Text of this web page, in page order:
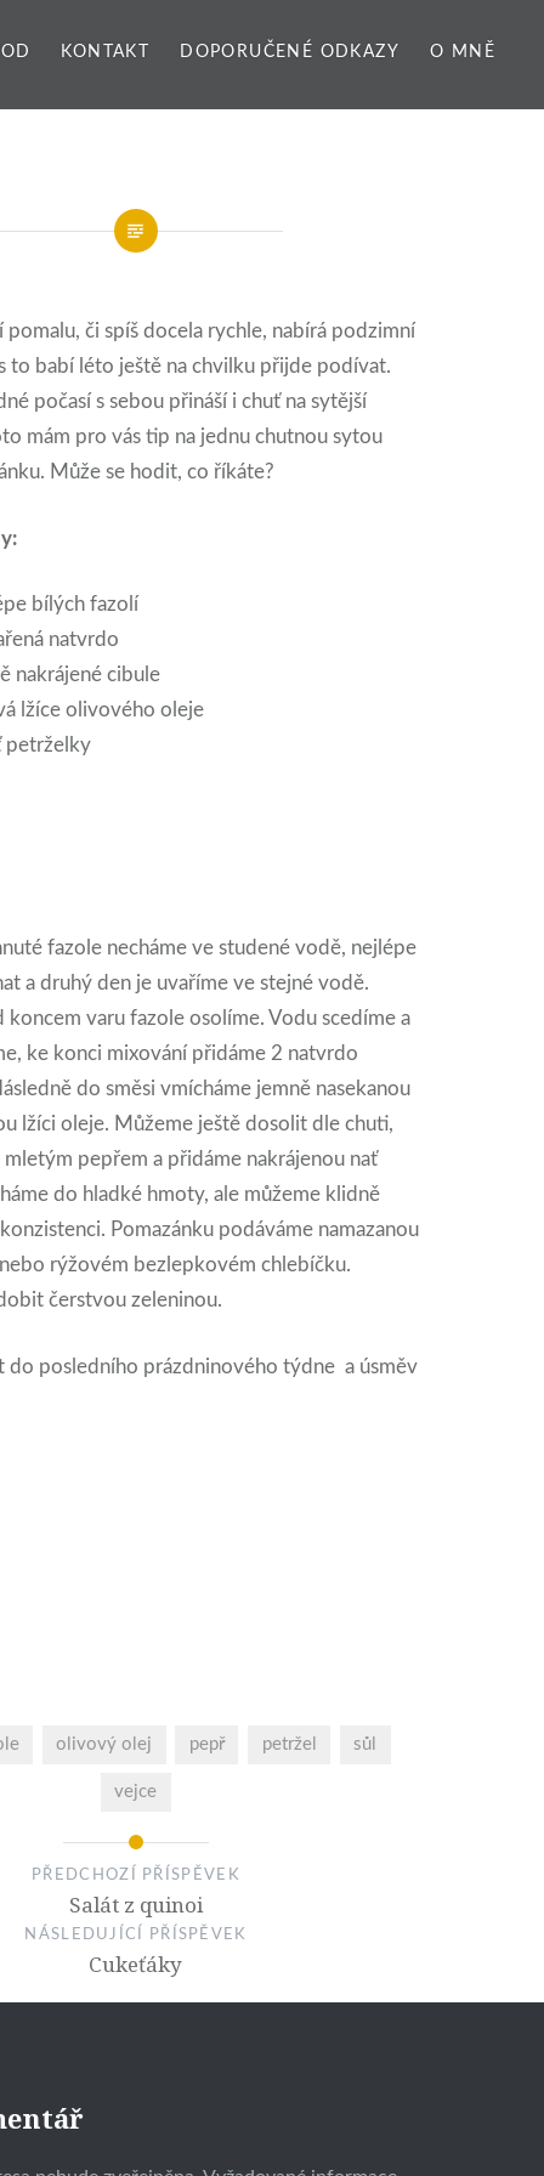
KONTAKT DOPORUČENÉ ODKAZY O MNĚ
pomalu, či spíš docela rychle, nabírá podzimní
to babí léto ještě na chvilku přijde podívat.
počasí s sebou přináší i chuť na sytější
mám pro vás tip na jednu chutnou sytou
Může se hodit, co říkáte?
bílých fazolí
natvrdo
nakrájené cibule
lžíce olivového oleje
petrželky
fazole necháme ve studené vodě, nejlépe
a druhý den je uvaříme ve stejné vodě.
koncem varu fazole osolíme. Vodu scedíme a
ke konci mixování přidáme 2 natvrdo
do směsi vmícháme jemně nasekanou
lžíci oleje. Můžeme ještě dosolit dle chuti,
pepřem a přidáme nakrájenou nať
do hladké hmoty, ale můžeme klidně
Pomazánku podáváme namazanou
rýžovém bezlepkovém chlebíčku.
čerstvou zeleninou.
do posledního prázdninového týdne a úsměv
olivový olej pepř petržel sůl
vejce
PŘEDCHOZÍ PŘÍSPĚVEK
Salát z quinoi
NÁSLEDUJÍCÍ PŘÍSPĚVEK
Cukeťáky